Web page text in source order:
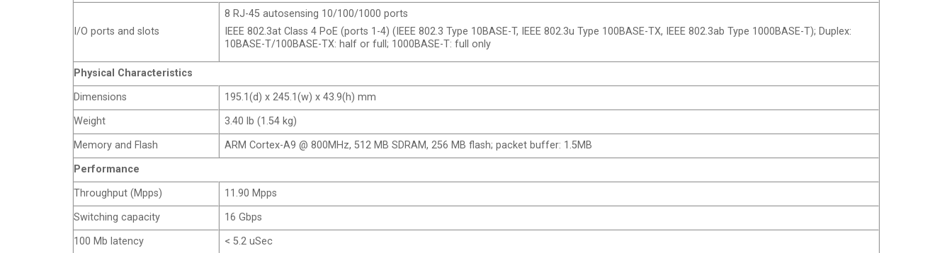
I/O ports and slots
8 RJ-45 autosensing 10/100/1000 ports
IEEE 802.3at Class 4 PoE (ports 1-4) (IEEE 802.3 Type 10BASE-T, IEEE 802.3u Type 100BASE-TX, IEEE 802.3ab Type 1000BASE-T); Duplex:
10BASE-T/100BASE-TX: half or full; 1000BASE-T: full only
Physical Characteristics
Dimensions
195.1(d) x 245.1(w) x 43.9(h) mm
Weight
3.40 lb (1.54 kg)
Memory and Flash
ARM Cortex-A9 @ 800MHz, 512 MB SDRAM, 256 MB flash; packet buffer: 1.5MB
Performance
Throughput (Mpps)
11.90 Mpps
Switching capacity
16 Gbps
100 Mb latency
< 5.2 uSec